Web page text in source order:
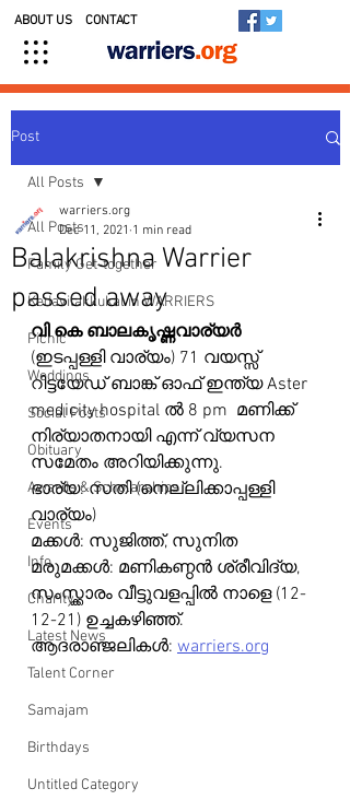
ABOUT US CONTACT
Post
All Posts
Family Get-together
Kedavilakkukal in WARRIERS
Picnic
Weddings
Social Posts
Obituary
Awards & Scholarships
Events
Info
Charity
Latest News
Talent Corner
Samajam
Birthdays
Untitled Category
All Posts
Balakrishna Warrier
passed away
warriers.org
Dec 11, 2021 1 min read
വി കെ ബാലകൃഷ്ണവാര്യർ
(ഇടപ്പള്ളി വാര്യം) 71 വയസ്സ്
റിട്ടയേഡ് ബാങ്ക് ഓഫ് ഇന്ത്യ Aster
medicity hospital ൽ 8 pm  മണിക്ക്
നിര്യാതനായി എന്ന് വ്യസന
സമേതം അറിയിക്കുന്നു.
ഭാര്യ: സതി (നെല്ലിക്കാപ്പള്ളി
വാര്യം)
മക്കൾ: സുജിത്ത്, സുനിത
മരുമക്കൾ: മണികണ്ഠൻ ശ്രീവിദ്യ,
സംസ്ക്കാരം വീട്ടുവളപ്പിൽ നാളെ (12-
12-21) ഉച്ചകഴിഞ്ഞ്.
ആദരാഞ്ജലികൾ: warriers.org